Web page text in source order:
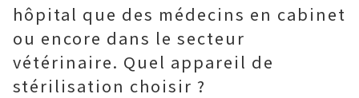
hôpital que des médecins en cabinet
ou encore dans le secteur
vétérinaire. Quel appareil de
stérilisation choisir ?